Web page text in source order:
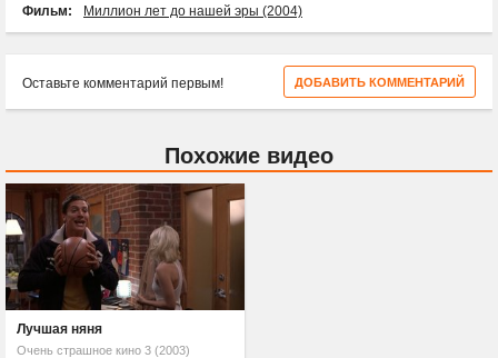
Фильм:
Миллион лет до нашей эры (2004)
ДОБАВИТЬ КОММЕНТАРИЙ
Оставьте комментарий первым!
Похожие видео
Лучшая няня
Очень страшное кино 3 (2003)